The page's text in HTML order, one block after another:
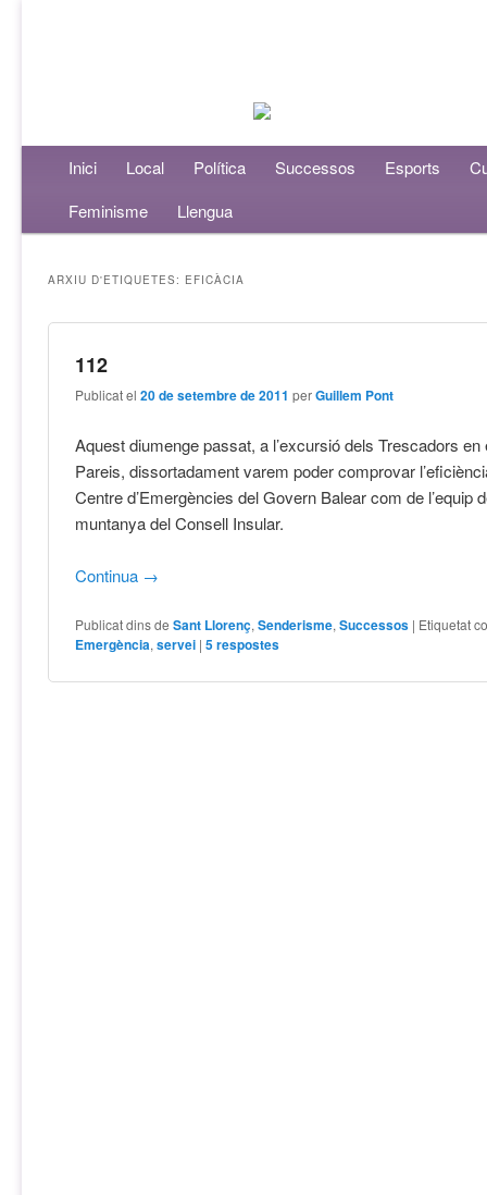
Menú principalAneu al contingut principal
Aneu al contingut secundari
Inici Local Política Successos Esports
Feminisme
Llengua
ARXIU D'ETIQUETES: EFICÀCIA
112
Publicat el20 de setembre de 2011 perGuillem Pont
Aquest diumenge passat, a l’excursió dels Trescadors en
Pareis, dissortadament varem poder comprovar
Centre d’Emergències del Govern Balear com de l’equip
muntanya del Consell Insular.
Continua →
Publicat dins de Sant Llorenç,Senderisme,Successos | Etiquetat
Emergència,servei |5respostes